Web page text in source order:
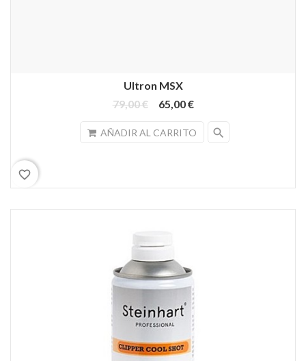
Ultron MSX
79,00 €
65,00 €
AÑADIR AL CARRITO search
favorite_border